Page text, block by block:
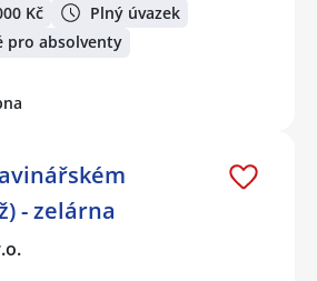
Kč
Plný úvazek
pro absolventy
- zelárna